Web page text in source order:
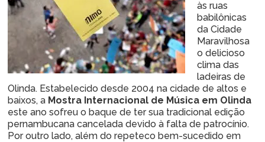
às ruas
babilônicas
da Cidade
Maravilhosa
o delicioso
clima das
ladeiras de
Olinda. Estabelecido desde 2004 na cidade de altos e
baixos, a Mostra Internacional de Música em Olinda
este ano sofreu o baque de ter sua tradicional edição
pernambucana cancelada devido à falta de patrocínio.
Por outro lado, além do repeteco bem-sucedido em